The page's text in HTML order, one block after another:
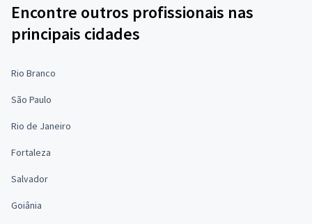
Encontre outros profissionais nas
principais cidades
Rio Branco
São Paulo
Rio de Janeiro
Fortaleza
Salvador
Goiânia